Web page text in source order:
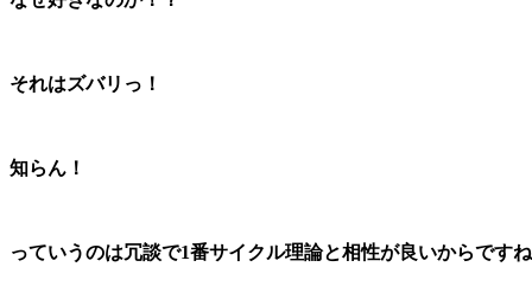
それはズバリっ！
知らん！
っていうのは冗談で1番サイクル理論と相性が良いからです